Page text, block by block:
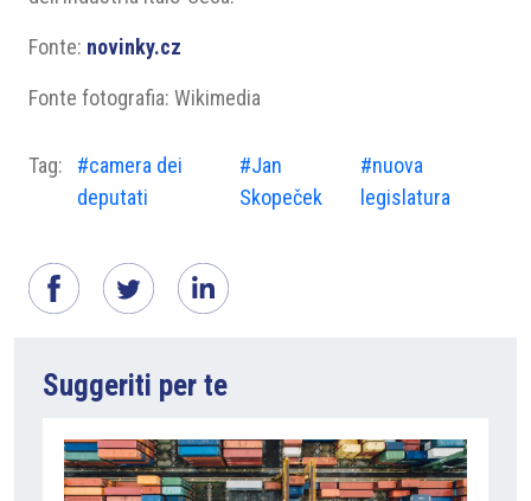
Fonte: novinky.cz
Fonte fotografia: Wikimedia
Tag:
#camera dei
deputati
#Jan
Skopeček
#nuova
legislatura
Suggeriti per te